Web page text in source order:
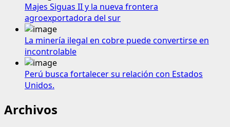
Majes Siguas II y la nueva frontera
agroexportadora del sur
La minería ilegal en cobre puede convertirse en
incontrolable
Perú busca fortalecer su relación con Estados
Unidos.
Archivos